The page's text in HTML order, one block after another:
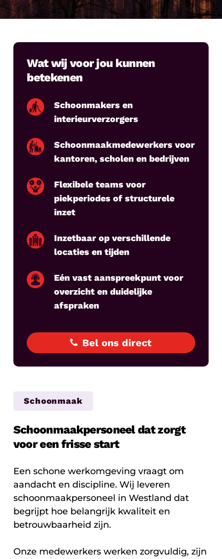
Wat wij voor jou kunnen
betekenen
Schoonmakers en
interieurverzorgers
Schoonmaakmedewerkers voor
kantoren, scholen en bedrijven
Flexibele teams voor
piekperiodes of structurele
inzet
Inzetbaar op verschillende
locaties en tijden
Eén vast aanspreekpunt voor
overzicht en duidelijke
afspraken
Bel ons direct
Schoonmaak
Schoonmaakpersoneel dat zorgt
voor een frisse start
Een schone werkomgeving vraagt om
aandacht en discipline. Wij leveren
schoonmaakpersoneel in Westland dat
begrijpt hoe belangrijk kwaliteit en
betrouwbaarheid zijn.
Onze medewerkers werken zorgvuldig, zijn